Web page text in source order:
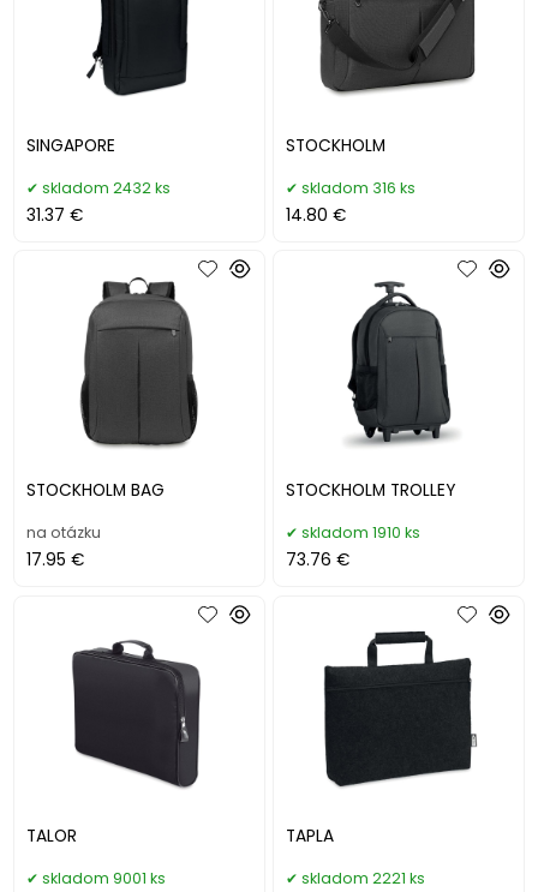
SINGAPORE
skladom 2432 ks
31.37 €
STOCKHOLM
skladom 316 ks
14.80 €
STOCKHOLM BAG
na otázku
17.95 €
STOCKHOLM TROLLEY
skladom 1910 ks
73.76 €
TALOR
skladom 9001 ks
TAPLA
skladom 2221 ks